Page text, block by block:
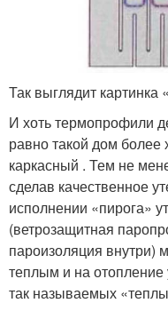
Так выглядит
И хоть термопрофили
равно такой дом
каркасный . Тем не
сделав качественное
исполнении «пирога»
(ветрозащитная
пароизоляция внутри)
теплым и на отопление
так называемых